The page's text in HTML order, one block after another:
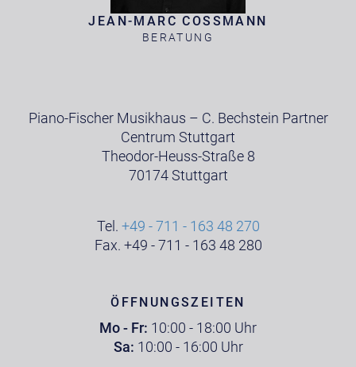
JEAN-MARC COSSMANN
BERATUNG
Piano-Fischer Musikhaus – C. Bechstein Partner
Centrum Stuttgart
Theodor-Heuss-Straße 8
70174 Stuttgart
Tel. +49 - 711 - 163 48 270
Fax. +49 - 711 - 163 48 280
ÖFFNUNGSZEITEN
Mo - Fr: 10:00 - 18:00 Uhr
Sa: 10:00 - 16:00 Uhr